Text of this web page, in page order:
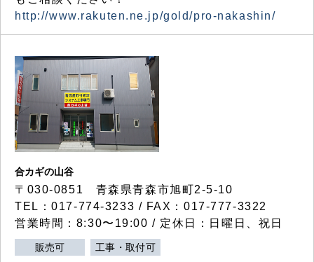
http://www.rakuten.ne.jp/gold/pro-nakashin/
合カギの山谷
〒030-0851 青森県青森市旭町2-5-10
TEL：017-774-3233 / FAX：017-777-3322
営業時間：8:30〜19:00 / 定休日：日曜日、祝日
販売可 工事・取付可